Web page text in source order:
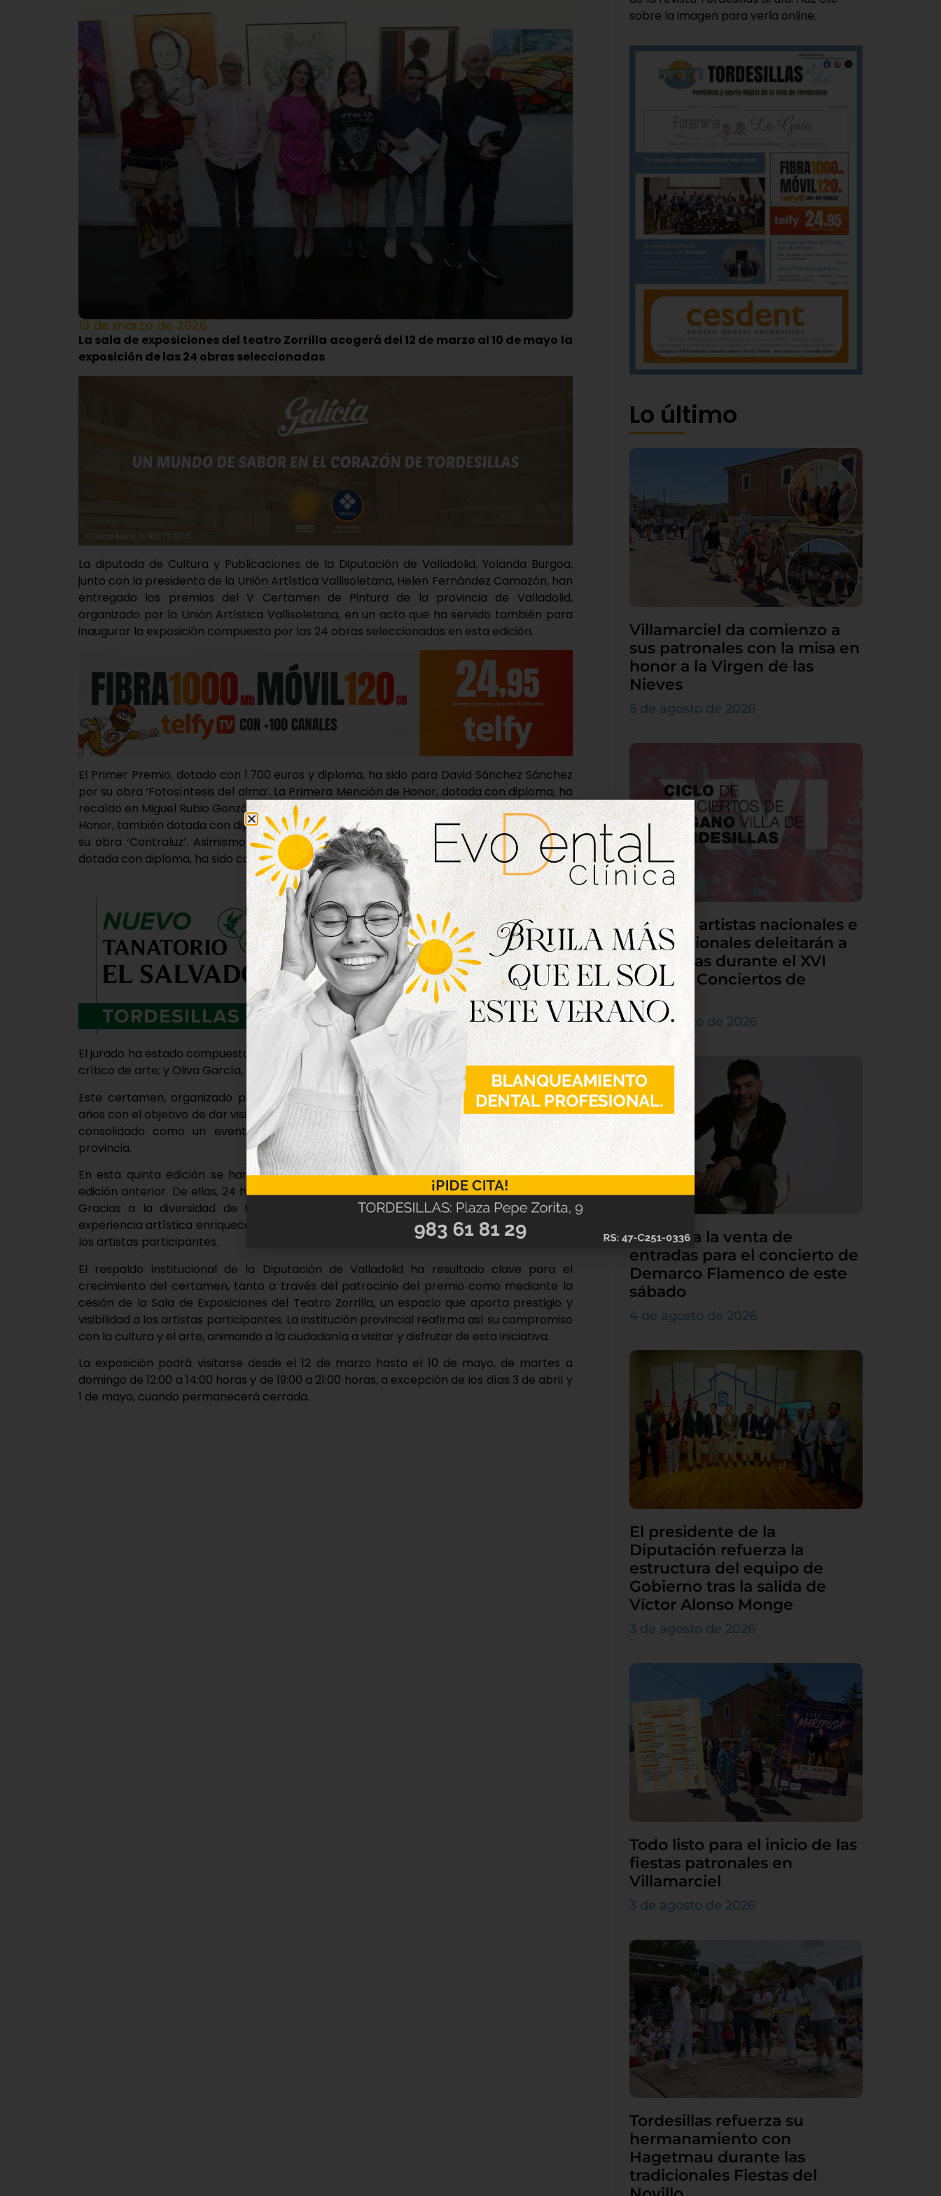
13 de marzo de 2026
La sala de exposiciones del teatro Zorrilla acogerá del 12 de marzo al 10 de mayo la
exposición de las 24 obras seleccionadas
La diputada de Cultura y Publicaciones de la Diputación de Valladolid, Yolanda Burgoa,
junto con la presidenta de la Unión Artística Vallisoletana, Helen Fernández Camazón, han
entregado los premios del V Certamen de Pintura de la provincia de Valladolid,
organizado por la Unión Artística Vallisoletana, en un acto que ha servido también para
inaugurar la exposición compuesta por las 24 obras seleccionadas en esta edición.
El Primer Premio, dotado con 1.700 euros y diploma, ha sido para David Sánchez Sánchez
por su obra ‘Fotosíntesis del alma’. La Primera Mención de Honor, dotada con diploma, ha
recaído en Miguel Rubio González por la obra ‘Flesh’, mientras que la Segunda Mención de
Honor, también dotada con diploma, ha sido otorgada a Ricardo Fernández Hernando por
su obra ‘Contraluz’. Asimismo, la Mención de Honor de la Unión Artística Vallisoletana,
dotada con diploma, ha sido concedida a Liane Ruiz Muriel.
El jurado ha estado compuesto por Miguel Ángel Soria, pintor e ilustrador; Eugenio Medina,
crítico de arte; y Oliva García, técnico de Gestión Cultural de la Diputación de Valladolid.
Este certamen, organizado por la Unión Artística Vallisoletana, comenzó hace cuatro
años con el objetivo de dar visibilidad a los artistas locales y, con el paso del tiempo, se ha
consolidado como un evento de referencia dentro del panorama artístico de la
provincia.
En esta quinta edición se han presentado un total de 34 obras, cinco más que en la
edición anterior. De ellas, 24 han sido seleccionadas para formar parte de la exposición.
Gracias a la diversidad de técnicas y temáticas, la muestra se convierte en una
experiencia artística enriquecedora que pone de manifiesto el talento y la creatividad de
los artistas participantes.
El respaldo institucional de la Diputación de Valladolid ha resultado clave para el
crecimiento del certamen, tanto a través del patrocinio del premio como mediante la
cesión de la Sala de Exposiciones del Teatro Zorrilla, un espacio que aporta prestigio y
visibilidad a los artistas participantes. La institución provincial reafirma así su compromiso
con la cultura y el arte, animando a la ciudadanía a visitar y disfrutar de esta iniciativa.
La exposición podrá visitarse desde el 12 de marzo hasta el 10 de mayo, de martes a
domingo de 12:00 a 14:00 horas y de 19:00 a 21:00 horas, a excepción de los días 3 de abril y
1 de mayo, cuando permanecerá cerrada.
sobre la imagen para verla online.
Lo último
Villamarciel da comienzo a
sus patronales con la misa en
honor a la Virgen de las
Nieves
5 de agosto de 2026
Grandes artistas nacionales e
internacionales deleitarán a
Tordesillas durante el XVI
Ciclo de Conciertos de
Órgano
4 de agosto de 2026
Continúa la venta de
entradas para el concierto de
Demarco Flamenco de este
sábado
4 de agosto de 2026
El presidente de la
Diputación refuerza la
estructura del equipo de
Gobierno tras la salida de
Víctor Alonso Monge
3 de agosto de 2026
Todo listo para el inicio de las
fiestas patronales en
Villamarciel
3 de agosto de 2026
Tordesillas refuerza su
hermanamiento con
Hagetmau durante las
tradicionales Fiestas del